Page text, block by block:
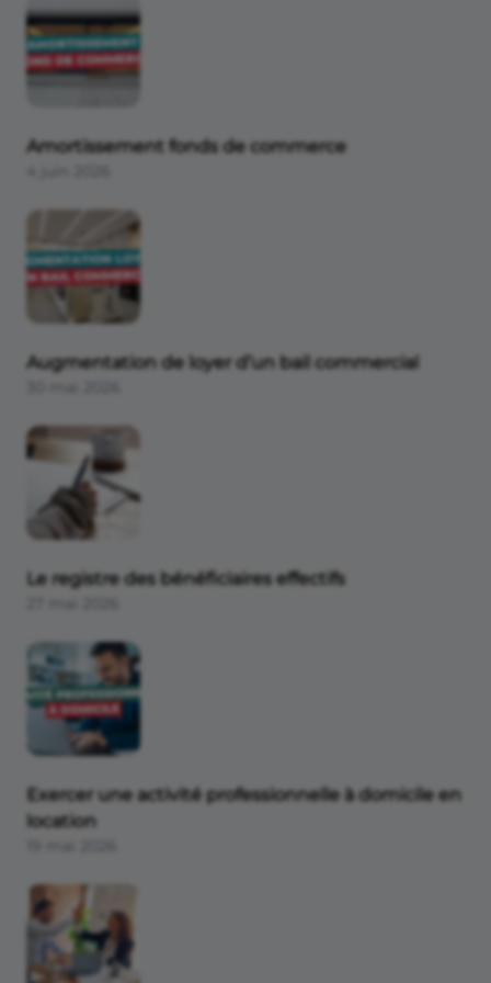
Banque
Comptabilité et fiscalité
Amortissement fonds de commerce
Augmentation de loyer d’un bail commercial
Le registre des bénéficiaires effectifs
Exercer une activité professionnelle à domicile en
location